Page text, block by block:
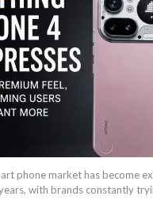
phone market has become
with brands constantly